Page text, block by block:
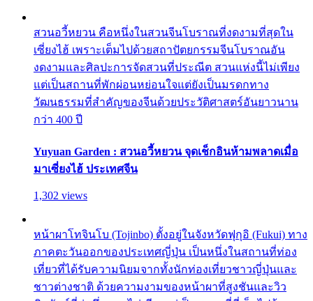
สวนอวี้หยวน คือหนึ่งในสวนจีนโบราณที่งดงามที่สุดใน
เซี่ยงไฮ้ เพราะเต็มไปด้วยสถาปัตยกรรมจีนโบราณอัน
งดงามและศิลปะการจัดสวนที่ประณีต สวนแห่งนี้ไม่เพียง
แต่เป็นสถานที่พักผ่อนหย่อนใจแต่ยังเป็นมรดกทาง
วัฒนธรรมที่สำคัญของจีนด้วยประวัติศาสตร์อันยาวนาน
กว่า 400 ปี
Yuyuan Garden : สวนอวี้หยวน จุดเช็กอินห้ามพลาดเมื่อ
มาเซี่ยงไฮ้ ประเทศจีน
1,302 views
หน้าผาโทจินโบ (Tojinbo) ตั้งอยู่ในจังหวัดฟุกุอิ (Fukui) ทาง
ภาคตะวันออกของประเทศญี่ปุ่น เป็นหนึ่งในสถานที่ท่อง
เที่ยวที่ได้รับความนิยมจากทั้งนักท่องเที่ยวชาวญี่ปุ่นและ
ชาวต่างชาติ ด้วยความงามของหน้าผาที่สูงชันและวิว